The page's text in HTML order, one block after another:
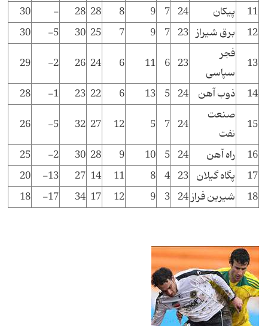
11
پیکان 24
7
9
8
28
28
-
30
12
برق شیراز 23
7
9
7
25
30
5-
30
13
فجر
سپاسی
23
6
11
6
24
26
2-
29
14
ذوب آهن 24
5
13
6
22
23
1-
28
15
صنعت
نفت
24
7
5
12
27
32
5-
26
16
راه آهن 24
5
10
9
28
30
2-
25
17
پگاه گیلان 23
4
8
11
14
27
13-
20
18
شیرین فراز24
3
9
12
17
34
17-
18